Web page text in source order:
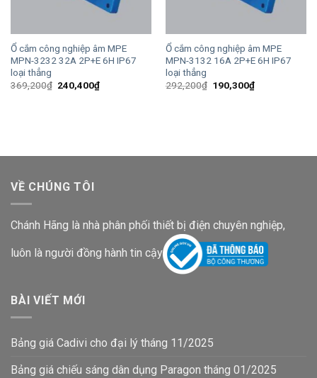
Ổ cắm công nghiệp âm MPE
MPN-3232 32A 2P+E 6H IP67
loại thẳng
369,200₫ Giá
240,400₫Giá
hiện
Ổ cắm công nghiệp âm MPE
MPN-3132 16A 2P+E 6H IP67
loại thẳng
292,200₫ Giá
190,300₫Giá
hiện
VỀ CHÚNG TÔI
Chánh Hãng là nhà phân phối thiết bị điện chuyên nghiệp,
luôn là người đồng hành tin cậy
BÀI VIẾT MỚI
Bảng giá Cadivi cho đại lý tháng 11/2025
Bảng giá chiếu sáng dân dụng Paragon tháng 01/2025